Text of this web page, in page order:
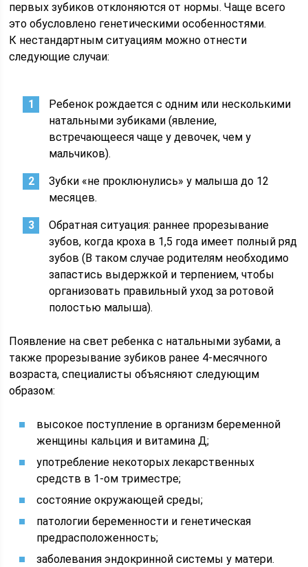
первых зубиков отклоняются от нормы. Чаще всего
это обусловлено генетическими особенностями.
К нестандартным ситуациям можно отнести
следующие случаи:
Ребенок рождается с одним или несколькими
натальными зубиками (явление,
встречающееся чаще у девочек, чем у
мальчиков).
Зубки «не проклюнулись» у малыша до 12
месяцев.
Обратная ситуация: раннее прорезывание
зубов, когда кроха в 1,5 года имеет полный ряд
зубов (В таком случае родителям необходимо
запастись выдержкой и терпением, чтобы
организовать правильный уход за ротовой
полостью малыша).
Появление на свет ребенка с натальными зубами, а
также прорезывание зубиков ранее 4-месячного
возраста, специалисты объясняют следующим
образом:
высокое поступление в организм беременной
женщины кальция и витамина Д;
употребление некоторых лекарственных
средств в 1-ом триместре;
состояние окружающей среды;
патологии беременности и генетическая
предрасположенность;
заболевания эндокринной системы у матери.